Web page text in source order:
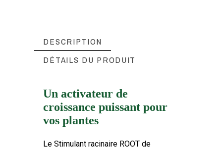
DESCRIPTION
DÉTAILS DU PRODUIT
Un activateur de
croissance puissant pour
vos plantes
Le Stimulant racinaire ROOT de
Marque METROP
RéférenceFTK-MET-AR1000